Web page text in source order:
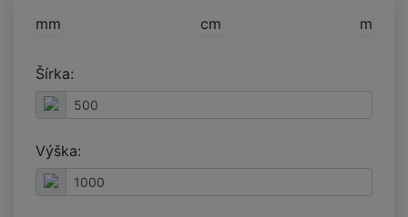
mm cm m
Šírka:
Výška: